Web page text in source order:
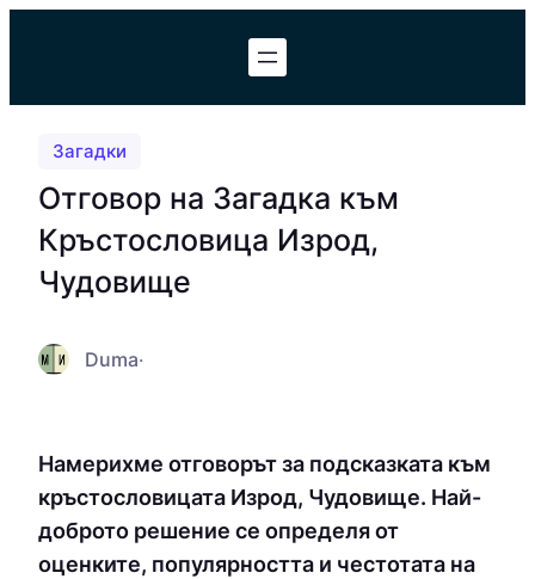
Загадки
Отговор на Загадка към
Кръстословица Изрод,
Чудовище
Duma·
Намерихме отговорът за подсказката към
кръстословицата Изрод, Чудовище. Най-
доброто решение се определя от
оценките, популярността и честотата на